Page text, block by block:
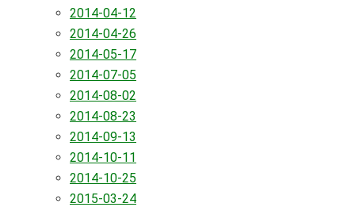
2014-04-12
2014-04-26
2014-05-17
2014-07-05
2014-08-02
2014-08-23
2014-09-13
2014-10-11
2014-10-25
2015-03-24